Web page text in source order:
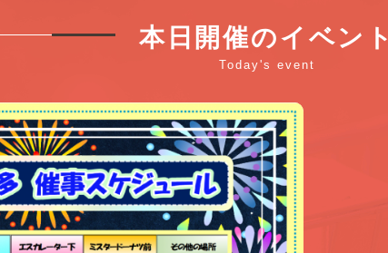
本日開催のイベント
Today's event